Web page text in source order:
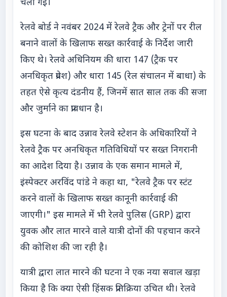
चली गई।
रेलवे बोर्ड ने नवंबर 2024 में रेलवे ट्रैक और ट्रेनों पर रील
बनाने वालों के खिलाफ सख्त कार्रवाई के निर्देश जारी
किए थे। रेलवे अधिनियम की धारा 147 (ट्रैक पर
अनधिकृत प्रवेश) और धारा 145 (रेल संचालन में बाधा) के
तहत ऐसे कृत्य दंडनीय हैं, जिनमें सात साल तक की सजा
और जुर्माने का प्रावधान है।
इस घटना के बाद उन्नाव रेलवे स्टेशन के अधिकारियों ने
रेलवे ट्रैक पर अनधिकृत गतिविधियों पर सख्त निगरानी
का आदेश दिया है। उन्नाव के एक समान मामले में,
इंस्पेक्टर अरविंद पांडे ने कहा था, "रेलवे ट्रैक पर स्टंट
करने वालों के खिलाफ सख्त कानूनी कार्रवाई की
जाएगी।" इस मामले में भी रेलवे पुलिस (GRP) द्वारा
युवक और लात मारने वाले यात्री दोनों की पहचान करने
की कोशिश की जा रही है।
यात्री द्वारा लात मारने की घटना ने एक नया सवाल खड़ा
किया है कि क्या ऐसी हिंसक प्रतिक्रिया उचित थी। रेलवे